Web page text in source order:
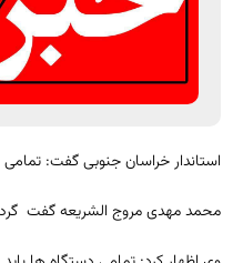
استاندار خراسان جنوبی گفت:
محمد مهدی مروج الشریعه گفت